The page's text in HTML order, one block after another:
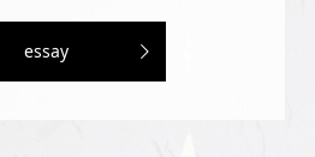
essay